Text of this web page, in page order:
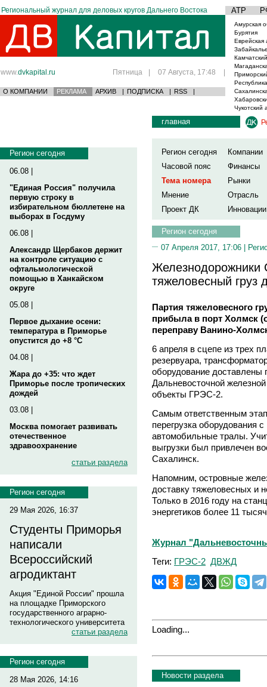
Региональный журнал для деловых кругов Дальнего Востока АТР
www.dvkapital.ru Пятница | 07 Августа, 17:48 |
О КОМПАНИИ РЕКЛАМА АРХИВ | ПОДПИСКА | RSS |
Амурская
Бурятия
Еврейская
Чукотский
Регион сегодня
06.08 |
"Единая Россия" получила
первую строку в
избирательном бюллетене на
выборах в Госдуму
06.08 |
Александр Щербаков держит
на контроле ситуацию с
офтальмологической
помощью в Ханкайском
округе
05.08 |
Первое дыхание осени:
температура в Приморье
опустится до +8 °C
04.08 |
Жара до +35: что ждет
Приморье после тропических
дождей
03.08 |
Москва помогает развивать
отечественное
здравоохранение
статьи раздела
Регион сегодня
29 Мая 2026, 16:37
Студенты Приморья
написали
Всероссийский
агродиктант
Акция "Единой России" прошла
на площадке Приморского
государственного аграрно-
технологического университета
статьи раздела
Регион сегодня
28 Мая 2026, 14:16
главная
Регион сегодня
Компании
Часовой пояс
Финансы
Тема номера
Рынки
Мнение
Отрасль
Проект ДК
Инновации
Регион сегодня
07 Апреля 2017, 17:06 |
Железнодорожники
тяжеловесный груз
Партия тяжеловесного
прибыла в порт Холмск
переправу Ванино-
6 апреля в сцепе из трех
резервуара,
оборудование доставлены
Дальневосточной
объекты ГРЭС-2.
Самым ответственным
перегрузка оборудования
автомобильные тралы.
выгрузки был привлечен
Сахалинск.
Напомним, островные
доставку тяжеловесных и
Только в 2016 году на
энергетиков более 11
Журнал
Теги: ГРЭС-2 ДВЖД
Loading...
Новости раздела